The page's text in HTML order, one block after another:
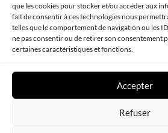
que les cookies pour stocker et/ou accéder aux
fait de consentir à ces technologies nous
telles que le comportement de navigation ou les
ne pas consentir ou de retirer son consentement
certaines caractéristiques et fonctions.
Accepter
Refuser
Panier
Informations :
Conditions générales de
Mentions Légales
Politique de